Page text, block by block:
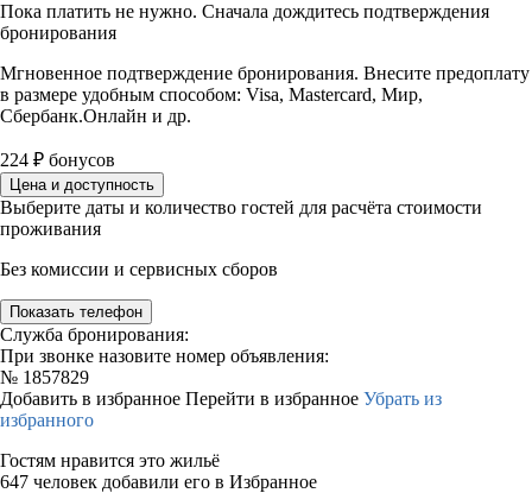
Пока платить не нужно. Сначала дождитесь подтверждения
бронирования
Мгновенное подтверждение бронирования. Внесите предоплату
в размере удобным способом: Visa, Mastercard, Мир,
Сбербанк.Онлайн и др.
224 ₽ бонусов
Цена и доступность
Выберите даты и количество гостей для расчёта стоимости
проживания
Без комиссии и сервисных сборов
Показать телефон
Служба бронирования:
При звонке назовите номер объявления:
№ 1857829
Добавить в избранное Перейти в избранное Убрать из
избранного
Гостям нравится это жильё
647 человек добавили его в Избранное